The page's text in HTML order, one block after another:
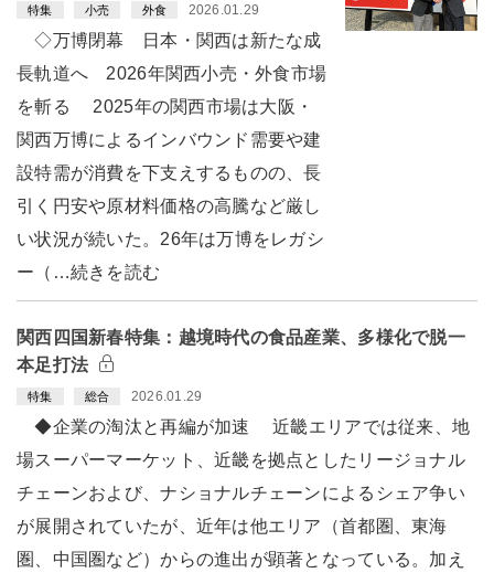
特集 小売 外食 2026.01.29
◇万博閉幕 日本・関西は新たな成
長軌道へ 2026年関西小売・外食市場
を斬る 2025年の関西市場は大阪・
関西万博によるインバウンド需要や建
設特需が消費を下支えするものの、長
引く円安や原材料価格の高騰など厳し
い状況が続いた。26年は万博をレガシ
ー（…続きを読む
関西四国新春特集：越境時代の食品産業、多様化で脱一
本足打法
特集 総合 2026.01.29
◆企業の淘汰と再編が加速 近畿エリアでは従来、地
場スーパーマーケット、近畿を拠点としたリージョナル
チェーンおよび、ナショナルチェーンによるシェア争い
が展開されていたが、近年は他エリア（首都圏、東海
圏、中国圏など）からの進出が顕著となっている。加え